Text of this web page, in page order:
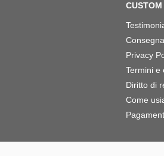
Consegna
Privacy
Termini e
Diritto di
Come